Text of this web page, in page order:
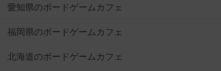
愛知県のボードゲームカフェ
福岡県のボードゲームカフェ
北海道のボードゲームカフェ